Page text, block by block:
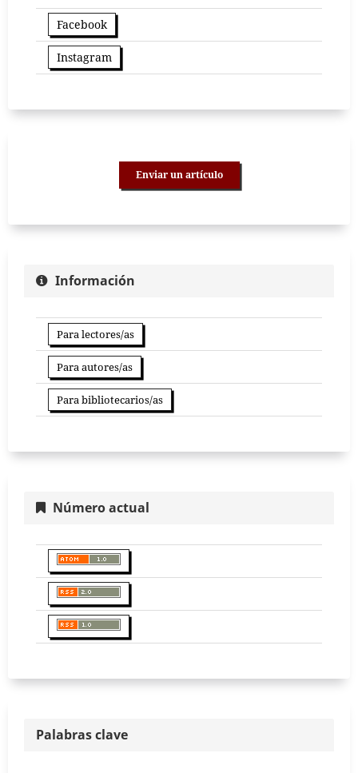
Facebook
Instagram
Enviar un artículo
Información
Para lectores/as
Para autores/as
Para bibliotecarios/as
Número actual
Palabras clave